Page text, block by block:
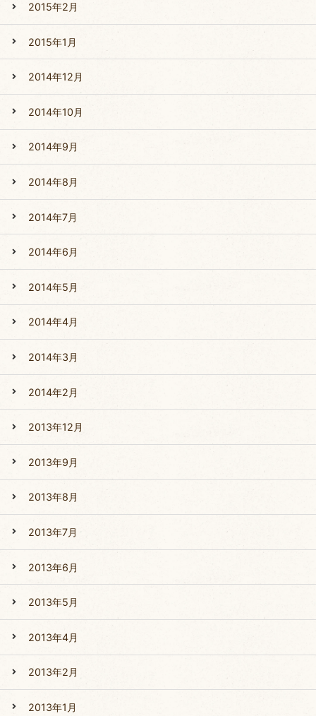
2015年2月
2015年1月
2014年12月
2014年10月
2014年9月
2014年8月
2014年7月
2014年6月
2014年5月
2014年4月
2014年3月
2014年2月
2013年12月
2013年9月
2013年8月
2013年7月
2013年6月
2013年5月
2013年4月
2013年2月
2013年1月